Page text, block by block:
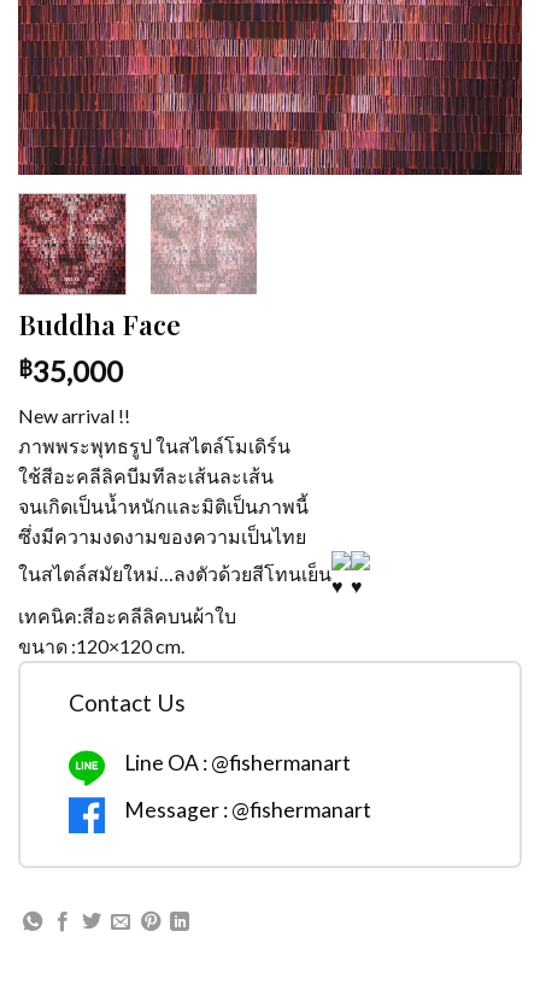
Buddha Face
฿35,000
New arrival !!
ภาพพระพุทธรูป ในสไตล์โมเดิร์น
ใช้สีอะคลีลิคบีมทีละเส้นละเส้น
จนเกิดเป็นน้ำหนักและมิติเป็นภาพนี้
ซึ่งมีความงดงามของความเป็นไทย
ในสไตล์สมัยใหม่…ลงตัวด้วยสีโทนเย็น
เทคนิค:สีอะคลีลิคบนผ้าใบ
ขนาด :120×120 cm.
Contact Us
Line OA : @fishermanart
Messager : @fishermanart